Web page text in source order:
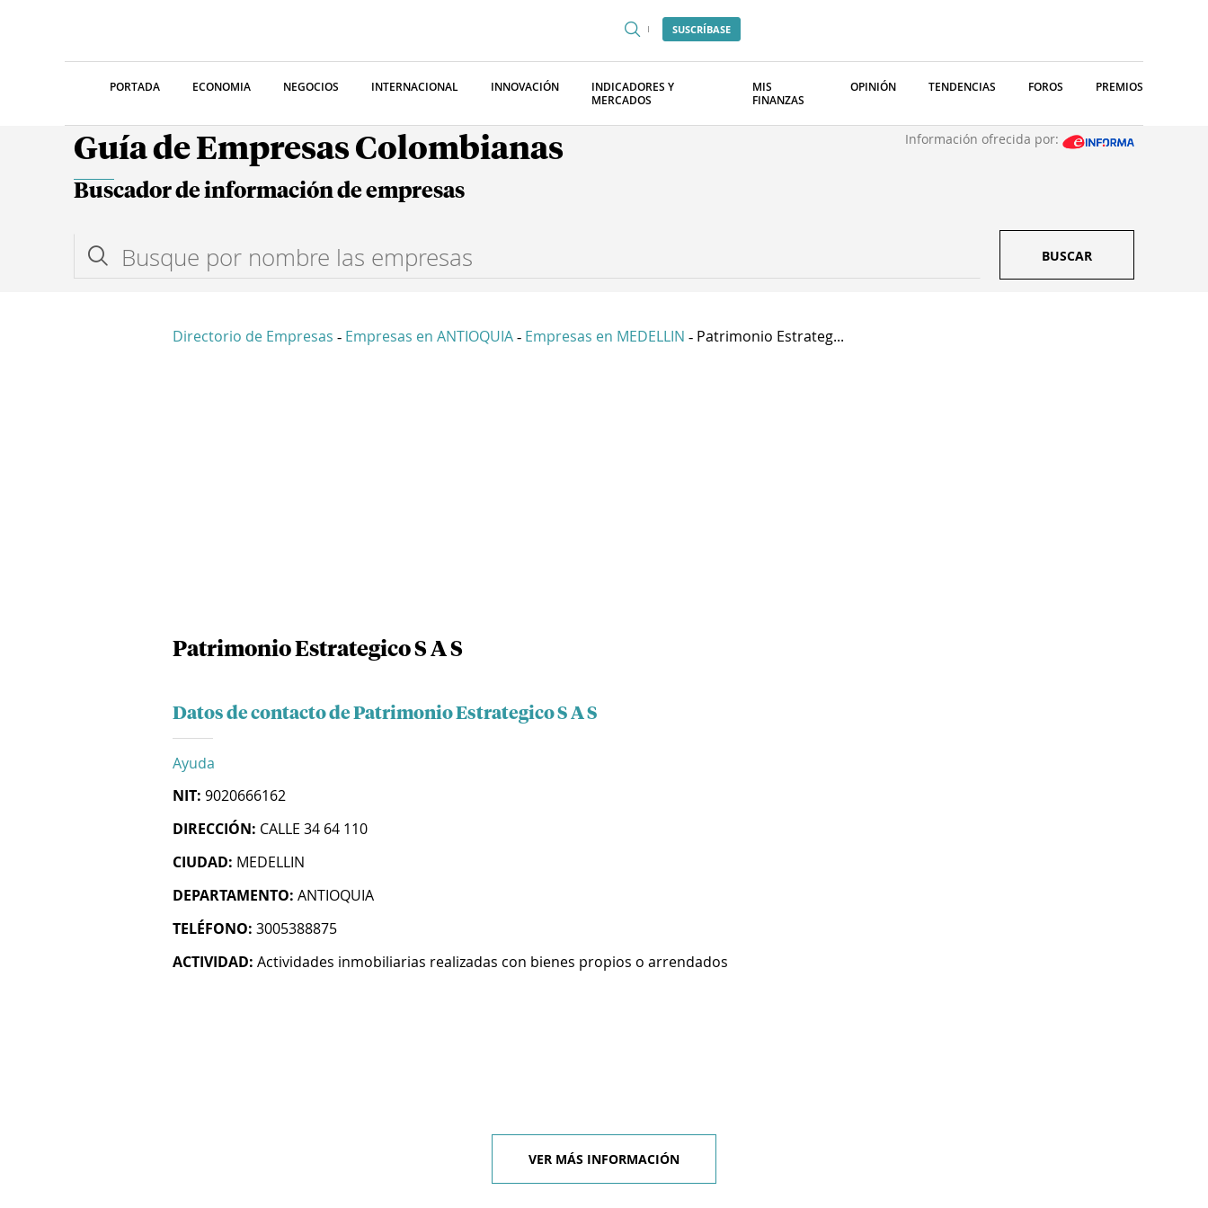
SUSCRÍBASE
PORTADA ECONOMIA NEGOCIOS INTERNACIONAL INNOVACIÓN
INDICADORES Y
MERCADOS
MIS
FINANZAS
OPINIÓN TENDENCIAS FOROS PREMIOS
Guía de Empresas Colombianas Información ofrecida por:
Buscador de información de empresas
BUSCAR
Directorio de Empresas - Empresas en ANTIOQUIA - Empresas en MEDELLIN - Patrimonio Estrateg...
Patrimonio Estrategico S A S
Datos de contacto de Patrimonio Estrategico S A S
Ayuda
NIT: 9020666162
DIRECCIÓN: CALLE 34 64 110
CIUDAD: MEDELLIN
DEPARTAMENTO: ANTIOQUIA
TELÉFONO: 3005388875
ACTIVIDAD: Actividades inmobiliarias realizadas con bienes propios o arrendados
VER MÁS INFORMACIÓN